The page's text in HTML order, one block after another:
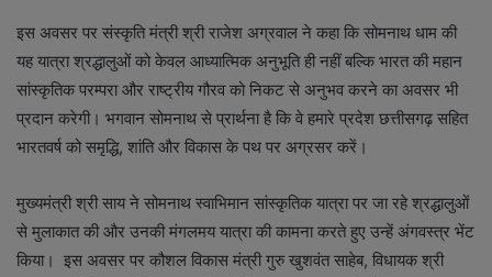
इस अवसर पर संस्कृति मंत्री श्री राजेश अग्रवाल ने कहा कि सोमनाथ धाम की
यह यात्रा श्रद्धालुओं को केवल आध्यात्मिक अनुभूति ही नहीं बल्कि भारत की महान
सांस्कृतिक परम्परा और राष्ट्रीय गौरव को निकट से अनुभव करने का अवसर भी
प्रदान करेगी। भगवान सोमनाथ से प्रार्थना है कि वे हमारे प्रदेश छत्तीसगढ़ सहित
भारतवर्ष को समृद्धि, शांति और विकास के पथ पर अग्रसर करें।
मुख्यमंत्री श्री साय ने सोमनाथ स्वाभिमान सांस्कृतिक यात्रा पर जा रहे श्रद्धालुओं
से मुलाकात की और उनकी मंगलमय यात्रा की कामना करते हुए उन्हें अंगवस्त्र भेंट
किया। इस अवसर पर कौशल विकास मंत्री गुरु खुशवंत साहेब, विधायक श्री